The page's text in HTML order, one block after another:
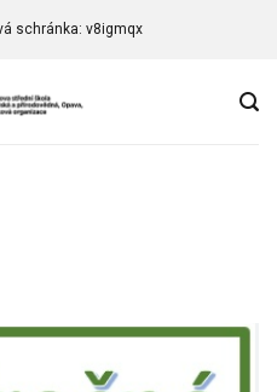
schránka: v8igmqx